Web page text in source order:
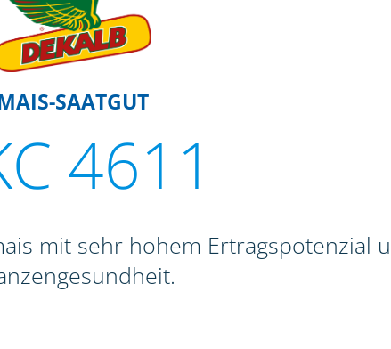
SAATGUT
4611
mit sehr hohem Ertragspotenzial